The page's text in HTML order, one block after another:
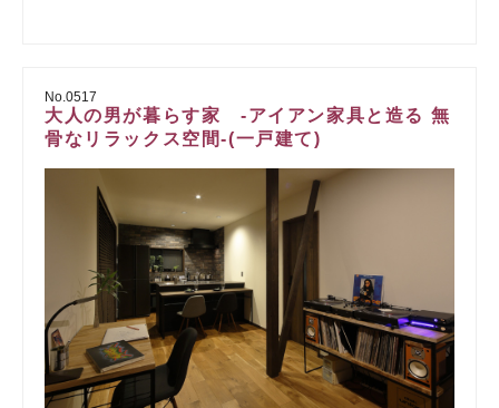
No.0517
大人の男が暮らす家 -アイアン家具と造る 無
骨なリラックス空間-(一戸建て)